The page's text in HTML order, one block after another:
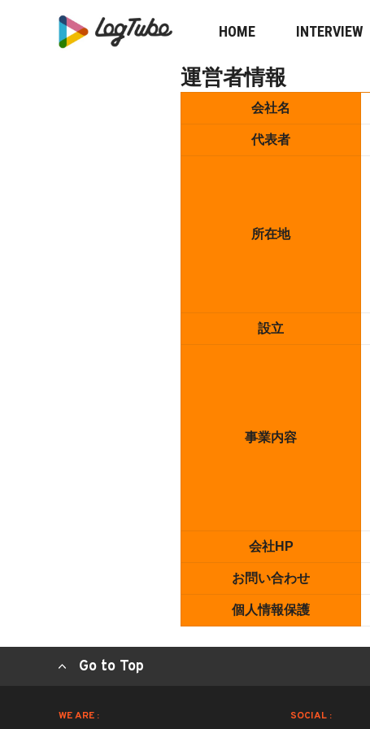
HOME INTERVIEW
運営者情報
会社名
代表者
所在地
設立
事業内容
会社HP
お問い合わせ
個人情報保護
Go to Top
WE ARE : SOCIAL :